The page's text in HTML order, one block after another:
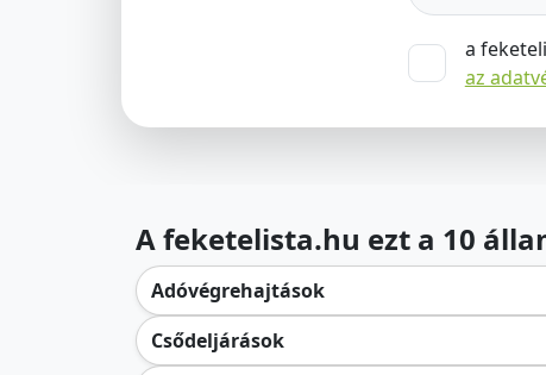
a
az
A feketelista.hu ezt a 10
Adóvégrehajtások
Csődeljárások